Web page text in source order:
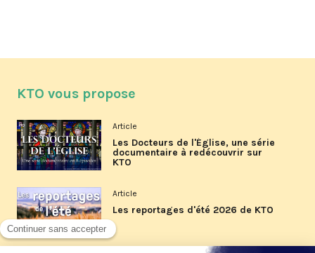
KTO vous propose
Article
Les Docteurs de l'Église, une série
documentaire à redécouvrir sur
KTO
Article
Les reportages d'été 2026 de KTO